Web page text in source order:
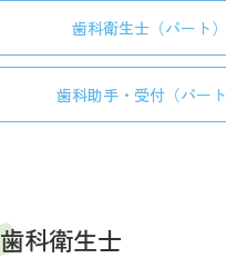
歯科衛生士（パート）
歯科助手・受付（パート
歯科衛生士